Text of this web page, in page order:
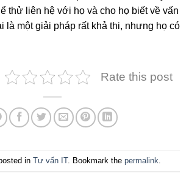
thử liên hệ với họ và cho họ biết về vấn
là một giải pháp rất khả thi, nhưng họ có
Rate this post
in Tư vấn IT. Bookmark the permalink